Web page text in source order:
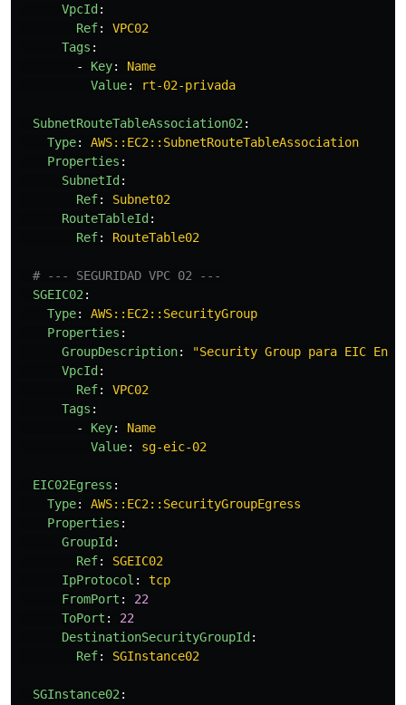
VpcId :
Ref:
VPC02
Tags :
-
Key:
Name
Value: rt-02-privada
SubnetRouteTableAssociation02 :
Type:
AWS::EC2::SubnetRouteTableAssociation
Properties :
SubnetId :
Ref:
Subnet02
RouteTableId :
Ref: RouteTable02
# --- SEGURIDAD VPC 02 ---
SGEIC02 :
Type:
AWS::EC2::SecurityGroup
Properties :
GroupDescription: "Security Group para EIC
VpcId :
Ref:
VPC02
Tags :
-
Key:
Name
Value: sg-eic-02
EIC02Egress :
Type:
AWS::EC2::SecurityGroupEgress
Properties :
GroupId :
Ref:
SGEIC02
IpProtocol :
tcp
FromPort :
22
ToPort :
22
DestinationSecurityGroupId :
Ref: SGInstance02
SGInstance02 :